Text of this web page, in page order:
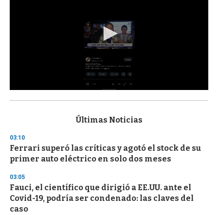
s
d
s
o
f
3
s
e
c
o
Últimas Noticias
03:10
Ferrari superó las críticas y agotó el stock de su
primer auto eléctrico en solo dos meses
03:05
Fauci, el científico que dirigió a EE.UU. ante el
Covid-19, podría ser condenado: las claves del
caso